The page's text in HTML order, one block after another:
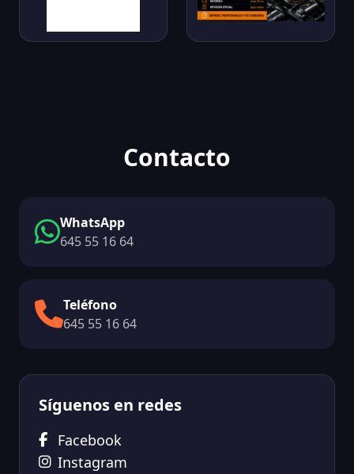
Contacto
WhatsApp
645 55 16 64
Teléfono
645 55 16 64
Síguenos en redes
Facebook
Instagram